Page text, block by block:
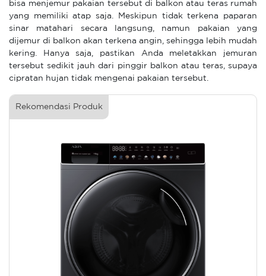
bisa menjemur pakaian tersebut di balkon atau teras rumah
yang memiliki atap saja. Meskipun tidak terkena paparan
sinar matahari secara langsung, namun pakaian yang
dijemur di balkon akan terkena angin, sehingga lebih mudah
kering. Hanya saja, pastikan Anda meletakkan jemuran
tersebut sedikit jauh dari pinggir balkon atau teras, supaya
cipratan hujan tidak mengenai pakaian tersebut.
Rekomendasi Produk